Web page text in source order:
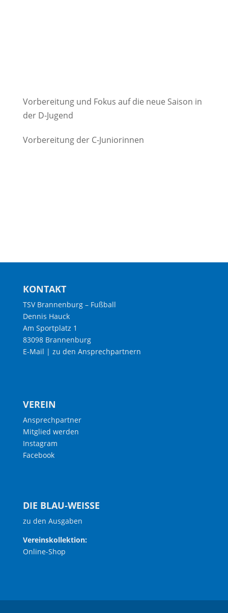
Vorbereitung und Fokus auf die neue Saison in
der D-Jugend
Vorbereitung der C-Juniorinnen
KONTAKT
TSV Brannenburg – Fußball
Dennis Hauck
Am Sportplatz 1
83098 Brannenburg
E-Mail | zu den Ansprechpartnern
VEREIN
Ansprechpartner
Mitglied werden
Instagram
Facebook
DIE BLAU-WEISSE
zu den Ausgaben
Vereinskollektion:
Online-Shop